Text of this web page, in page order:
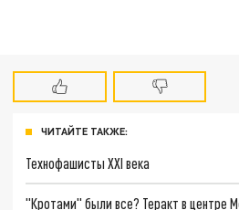
ЧИТАЙТЕ ТАКЖЕ:
Технофашисты XXI века
"Кротами" были все? Теракт в центре